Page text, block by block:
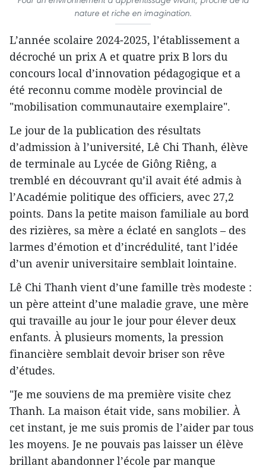
nature et riche en imagination.
L’année scolaire 2024-2025, l’établissement a
décroché un prix A et quatre prix B lors du
concours local d’innovation pédagogique et a
été reconnu comme modèle provincial de
"mobilisation communautaire exemplaire".
Le jour de la publication des résultats
d’admission à l’université, Lê Chi Thanh, élève
de terminale au Lycée de Giông Riêng, a
tremblé en découvrant qu’il avait été admis à
l’Académie politique des officiers, avec 27,2
points. Dans la petite maison familiale au bord
des rizières, sa mère a éclaté en sanglots – des
larmes d’émotion et d’incrédulité, tant l’idée
d’un avenir universitaire semblait lointaine.
Lê Chi Thanh vient d’une famille très modeste :
un père atteint d’une maladie grave, une mère
qui travaille au jour le jour pour élever deux
enfants. À plusieurs moments, la pression
financière semblait devoir briser son rêve
d’études.
"Je me souviens de ma première visite chez
Thanh. La maison était vide, sans mobilier. À
cet instant, je me suis promis de l’aider par tous
les moyens. Je ne pouvais pas laisser un élève
brillant abandonner l’école par manque